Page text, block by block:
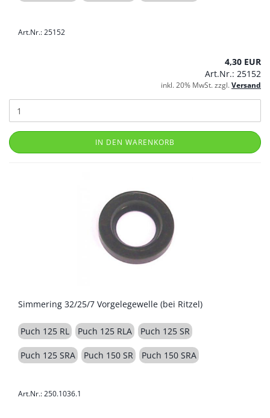
Art.Nr.: 25152
4,30 EUR
Art.Nr.: 25152
inkl. 20% MwSt. zzgl.Versand
IN DEN WARENKORB
Simmering 32/25/7 Vorgelegewelle (bei Ritzel)
Puch 125 RL Puch 125 RLA Puch 125 SR
Puch 125 SRA Puch 150 SR Puch 150 SRA
Art.Nr.: 250.1036.1